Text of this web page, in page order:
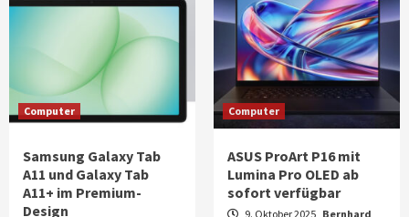
Computer
Samsung Galaxy Tab
A11 und Galaxy Tab
A11+ im Premium-
Design
Computer
ASUS ProArt P16 mit
Lumina Pro OLED ab
sofort verfügbar
9. Oktober 2025 Bernhard